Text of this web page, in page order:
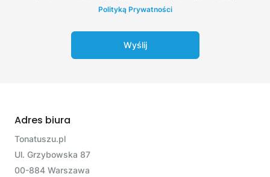
Polityką Prywatności
Wyślij
Adres biura
Tonatuszu.pl
Ul. Grzybowska 87
00-884 Warszawa